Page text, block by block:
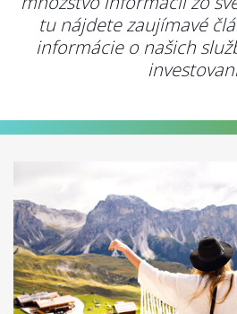
tu nájdete zaujímavé
informácie o našich